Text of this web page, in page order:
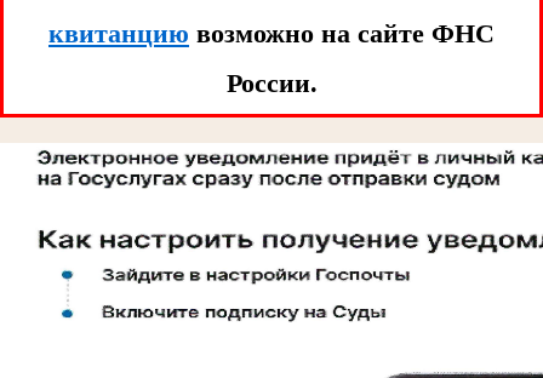
квитанцию возможно на сайте ФНС
России.